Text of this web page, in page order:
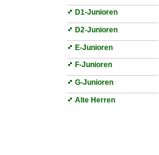
D1-Junioren
D2-Junioren
E-Junioren
F-Junioren
G-Junioren
Alte Herren